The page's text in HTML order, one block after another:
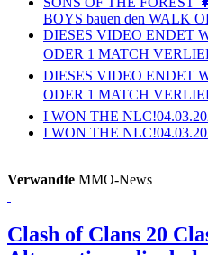
BOYS bauen den WALK
DIESES VIDEO ENDET
ODER 1 MATCH
DIESES VIDEO ENDET
ODER 1 MATCH
I WON THE NLC!
I WON THE NLC!
Verwandte MMO-News
Clash of Clans 20